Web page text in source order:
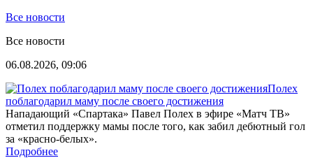
Все новости
Все новости
06.08.2026, 09:06
Полех
поблагодарил маму после своего достижения
Нападающий «Спартака» Павел Полех в эфире «Матч ТВ»
отметил поддержку мамы после того, как забил дебютный гол
за «красно‑белых».
Подробнее